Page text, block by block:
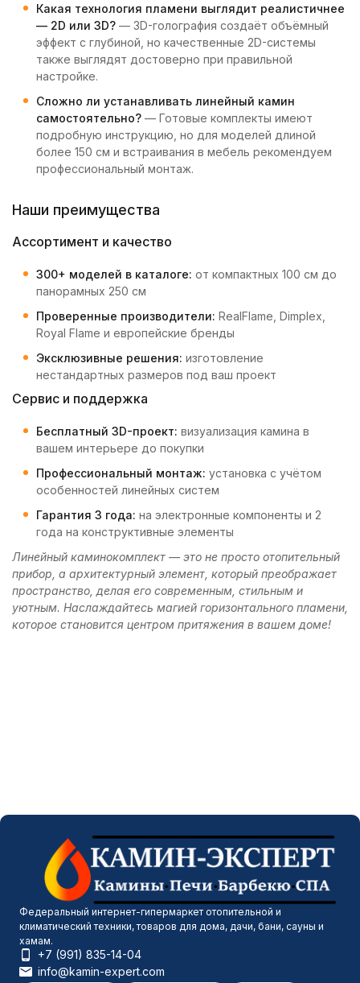
Какая технология пламени выглядит реалистичнее
— 2D или 3D? — 3D-голография создаёт объёмный
эффект с глубиной, но качественные 2D-системы
также выглядят достоверно при правильной
настройке.
Сложно ли устанавливать линейный камин
самостоятельно? — Готовые комплекты имеют
подробную инструкцию, но для моделей длиной
более 150 см и встраивания в мебель рекомендуем
профессиональный монтаж.
Наши преимущества
Ассортимент и качество
300+ моделей в каталоге: от компактных 100 см до
панорамных 250 см
Проверенные производители: RealFlame, Dimplex,
Royal Flame и европейские бренды
Эксклюзивные решения: изготовление
нестандартных размеров под ваш проект
Сервис и поддержка
Бесплатный 3D-проект: визуализация камина в
вашем интерьере до покупки
Профессиональный монтаж: установка с учётом
особенностей линейных систем
Гарантия 3 года: на электронные компоненты и 2
года на конструктивные элементы
Линейный каминокомплект — это не просто отопительный
прибор, а архитектурный элемент, который преображает
пространство, делая его современным, стильным и
уютным. Наслаждайтесь магией горизонтального пламени,
которое становится центром притяжения в вашем доме!
Федеральный интернет-гипермаркет отопительной и
климатический техники, товаров для дома, дачи, бани, сауны и
хамам.
+7 (991) 835-14-04
info@kamin-expert.com